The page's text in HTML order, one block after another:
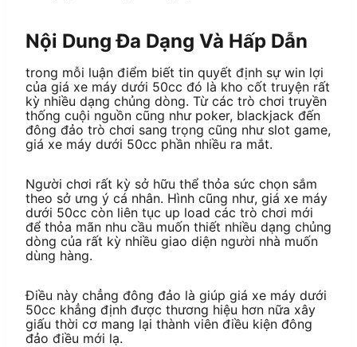
Nội Dung Đa Dạng Và Hấp Dẫn
trong mỗi luận điểm biết tin quyết định sự win lợi
của giá xe máy dưới 50cc đó là kho cốt truyện rất
kỳ nhiều dạng chủng dòng. Từ các trò chơi truyền
thống cuội nguồn cũng như poker, blackjack đến
đông đảo trò chơi sang trọng cũng như slot game,
giá xe máy dưới 50cc phần nhiều ra mắt.
Người chơi rất kỳ sở hữu thể thỏa sức chọn sắm
theo sở ưng ý cá nhân. Hình cũng như, giá xe máy
dưới 50cc còn liên tục up load các trò chơi mới
để thỏa mãn nhu cầu muốn thiết nhiều dạng chủng
dòng của rất kỳ nhiều giao diện người nhà muốn
dùng hàng.
Điều này chẳng đông đảo là giúp giá xe máy dưới
50cc khẳng định được thương hiệu hơn nữa xây
giấu thời cơ mang lại thành viên điều kiện đông
đảo điều mới lạ.